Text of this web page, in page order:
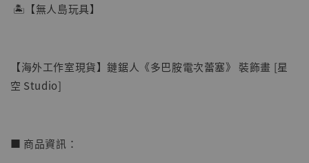
🏝【無人島玩具】
【海外工作室現貨】鏈鋸人《多巴胺電次蕾塞》 裝飾畫 [星
空 Studio]
■ 商品資訊：